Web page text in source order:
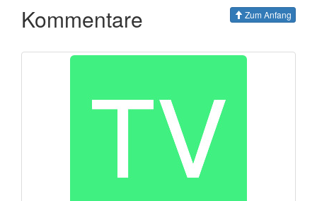
Kommentare Zum Anfang